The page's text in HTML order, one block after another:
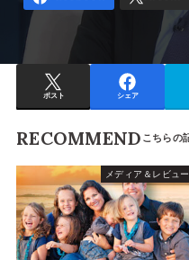
ポスト シェア
RECOMMEND
メディア＆レビュー